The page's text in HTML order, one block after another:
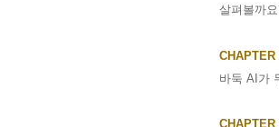
살펴볼까요
CHAPTER
바둑 AI 가
CHAPTER